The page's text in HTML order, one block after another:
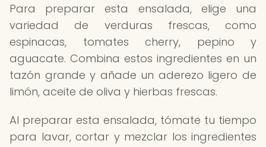
Para preparar esta ensalada, elige una
variedad de verduras frescas, como
espinacas, tomates cherry, pepino y
aguacate. Combina estos ingredientes en un
tazón grande y añade un aderezo ligero de
limón, aceite de oliva y hierbas frescas.
Al preparar esta ensalada, tómate tu tiempo
para lavar, cortar y mezclar los ingredientes